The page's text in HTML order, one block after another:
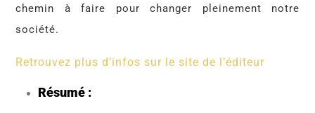
chemin à faire pour changer pleinement notre
société.
Retrouvez plus d’infos sur le site de l’éditeur
Résumé :